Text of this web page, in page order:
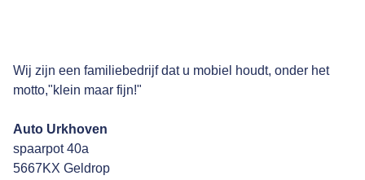
Wij zijn een familiebedrijf dat u mobiel houdt, onder het
motto,"klein maar fijn!"
Auto Urkhoven
spaarpot 40a
5667KX Geldrop